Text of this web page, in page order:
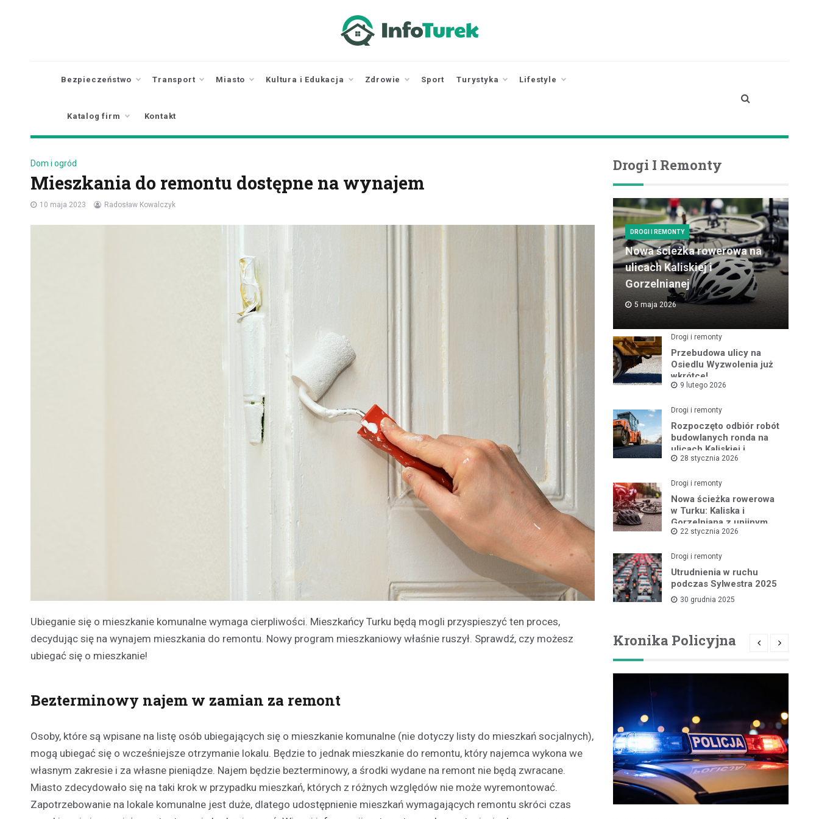
Bezpieczeństwo Transport Miasto Kultura i Edukacja Zdrowie Sport Turystyka Lifestyle
Katalog firm Kontakt
Dom i ogród
Mieszkania do remontu dostępne na wynajem
10 maja 2023 Radosław Kowalczyk
Ubieganie się o mieszkanie komunalne wymaga cierpliwości. Mieszkańcy Turku będą mogli przyspieszyć ten proces,
decydując się na wynajem mieszkania do remontu. Nowy program mieszkaniowy właśnie ruszył. Sprawdź, czy możesz
ubiegać się o mieszkanie!
Bezterminowy najem w zamian za remont
Osoby, które są wpisane na listę osób ubiegających się o mieszkanie komunalne (nie dotyczy listy do mieszkań socjalnych),
mogą ubiegać się o wcześniejsze otrzymanie lokalu. Będzie to jednak mieszkanie do remontu, który najemca wykona we
własnym zakresie i za własne pieniądze. Najem będzie bezterminowy, a środki wydane na remont nie będą zwracane.
Miasto zdecydowało się na taki krok w przypadku mieszkań, których z różnych względów nie może wyremontować.
Zapotrzebowanie na lokale komunalne jest duże, dlatego udostępnienie mieszkań wymagających remontu skróci czas
Drogi I Remonty
DROGI I REMONTY
Nowa ścieżka rowerowa na
ulicach Kaliskiej i
Gorzelnianej
5 maja 2026
Drogi i remonty
Przebudowa ulicy na
Osiedlu Wyzwolenia już
wkrótce!
9 lutego 2026
Drogi i remonty
Rozpoczęto odbiór robót
budowlanych ronda na
ulicach Kaliskiej i
Młodych
28 stycznia 2026
Drogi i remonty
Nowa ścieżka rowerowa
w Turku: Kaliska i
Gorzelniana z unijnym
wsparciem
22 stycznia 2026
Drogi i remonty
Utrudnienia w ruchu
podczas Sylwestra 2025
30 grudnia 2025
Kronika Policyjna